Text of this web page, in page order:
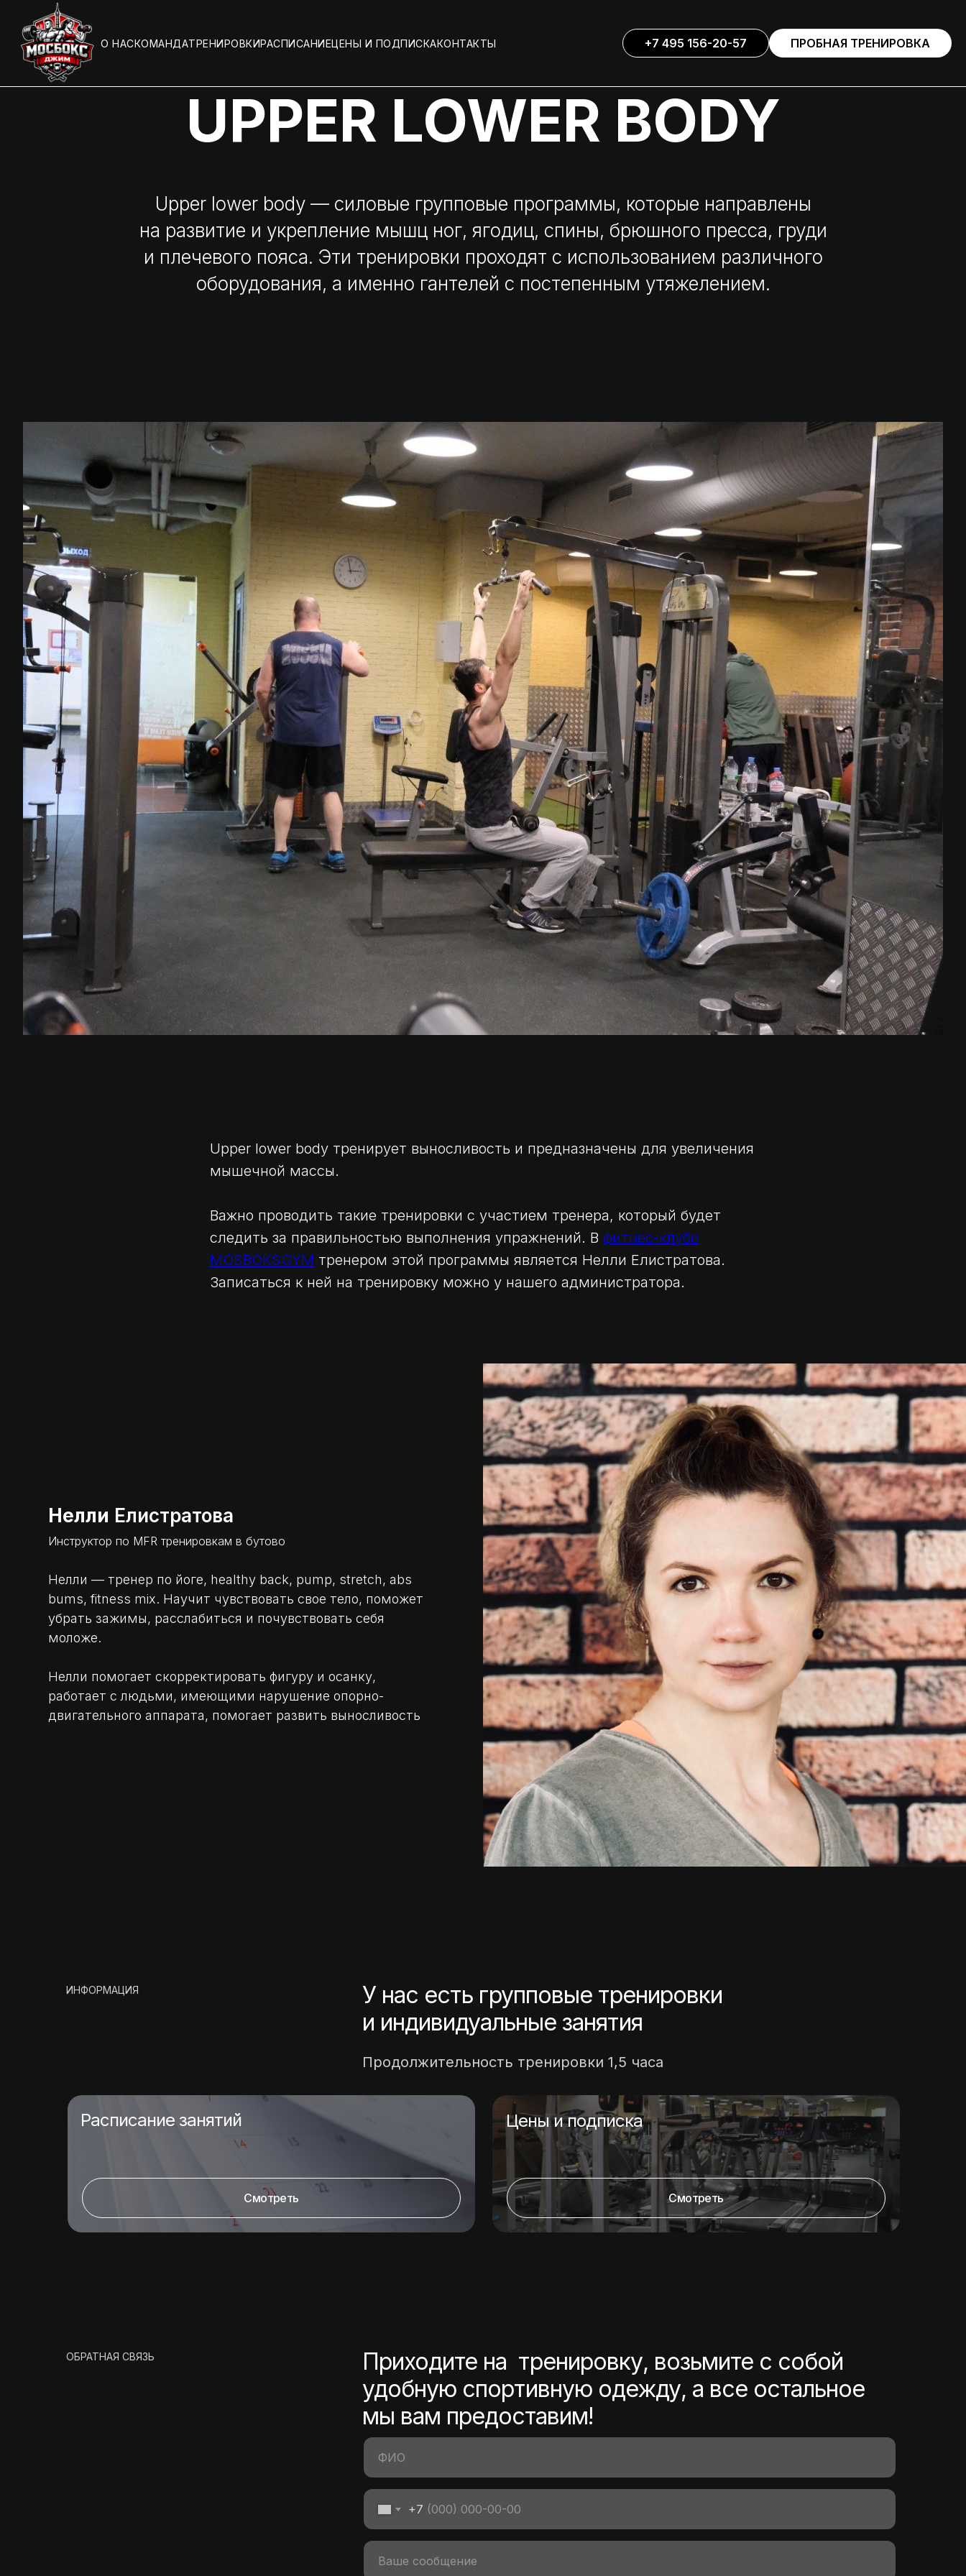
О НАСКОМАНДАТРЕНИРОВКИРАСПИСАНИЕЦЕНЫ И ПОДПИСКАКОНТАКТЫ +7 495 156-20-57 ПРОБНАЯ ТРЕНИРОВКА
UPPER LOWER BODY
Upper lower body — силовые групповые программы, которые направлены
на развитие и укрепление мышц ног, ягодиц, спины, брюшного пресса, груди
и плечевого пояса. Эти тренировки проходят с использованием различного
оборудования, а именно гантелей с постепенным утяжелением.
Upper lower body тренирует выносливость и предназначены для увеличения
мышечной массы.
Важно проводить такие тренировки с участием тренера, который будет
следить за правильностью выполнения упражнений. В фитнес-клубе
MOSBOKSGYM тренером этой программы является Нелли Елистратова.
Записаться к ней на тренировку можно у нашего администратора.
Нелли Елистратова
Инструктор по MFR тренировкам в бутово
Нелли — тренер по йоге, healthy back, pump, stretch, abs
bums, fitness mix. Научит чувствовать свое тело, поможет
убрать зажимы, расслабиться и почувствовать себя
моложе.
Нелли помогает скорректировать фигуру и осанку,
работает с людьми, имеющими нарушение опорно-
двигательного аппарата, помогает развить выносливость
У нас есть групповые тренировки
и индивидуальные занятия
ИНФОРМАЦИЯ
Продолжительность тренировки 1,5 часа
Смотреть Смотреть
Расписание занятий Цены и подписка
Приходите на тренировку, возьмите с собой
удобную спортивную одежду, а все остальное
мы вам предоставим!
ОБРАТНАЯ СВЯЗЬ
+7